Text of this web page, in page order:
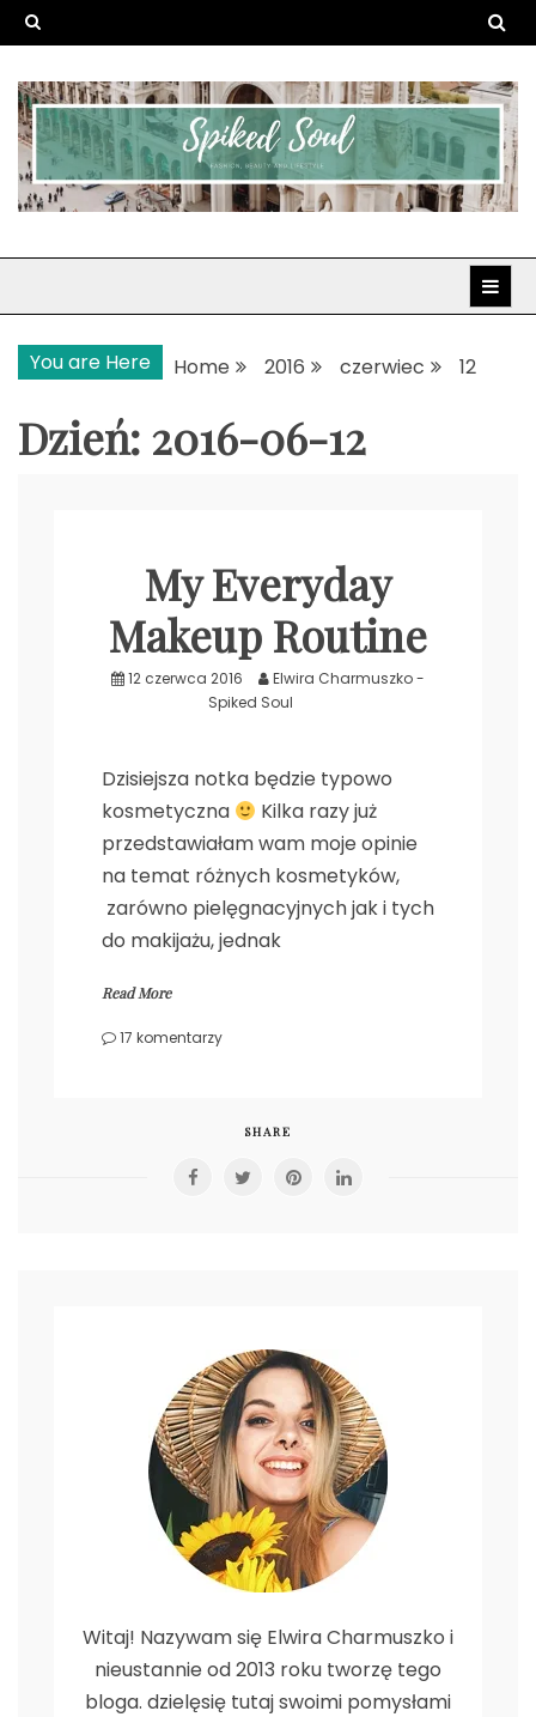
Skip
to
content
Spiked Soul
You are Here Home 2016 czerwiec 12
Dzień: 2016-06-12
.
My Everyday
Makeup Routine
12 czerwca 2016
Elwira Charmuszko -
Spiked Soul
Dzisiejsza notka będzie typowo
kosmetyczna
Kilka razy już
przedstawiałam wam moje opinie
na temat różnych kosmetyków,
zarówno pielęgnacyjnych jak i tych
do makijażu, jednak
Read More
17 komentarzydo
Routine
SHARE
Witaj! Nazywam się Elwira Charmuszko i
nieustannie od 2013 roku tworzę tego
bloga. dzielęsię tutaj swoimi pomysłami